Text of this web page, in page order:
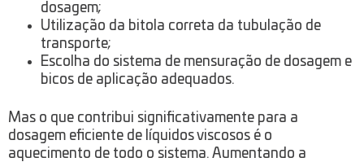
dosagem;
Utilização da bitola correta da tubulação de
transporte;
Escolha do sistema de mensuração de dosagem e
bicos de aplicação adequados.
Mas o que contribui significativamente para a
dosagem eficiente de líquidos viscosos é o
aquecimento de todo o sistema. Aumentando a